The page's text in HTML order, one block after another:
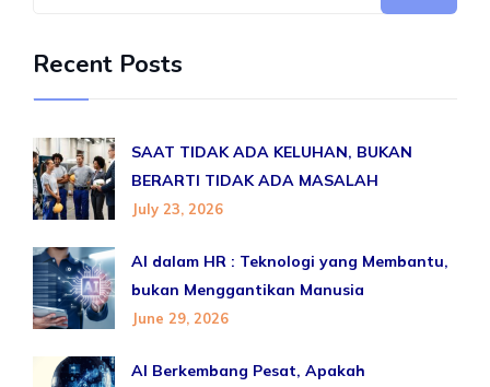
Recent Posts
SAAT TIDAK ADA KELUHAN, BUKAN
BERARTI TIDAK ADA MASALAH
July 23, 2026
AI dalam HR : Teknologi yang Membantu,
bukan Menggantikan Manusia
June 29, 2026
AI Berkembang Pesat, Apakah